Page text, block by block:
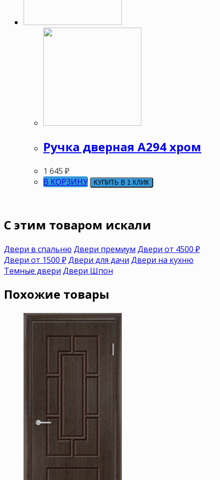
Ручка дверная А294 хром
1 645 ₽
В КОРЗИНУ
КУПИТЬ В 1 КЛИК
C этим товаром искали
Двери в спальню Двери премиум Двери от 4500 ₽
Двери от 1500 ₽Двери для дачи Двери на кухню
Темные двери Двери Шпон
Похожие товары